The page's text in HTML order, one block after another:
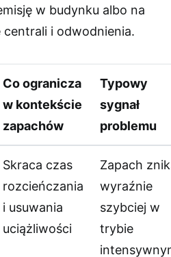
w budynku albo na
i odwodnienia.
Co ogranicza
w kontekście
zapachów
Typowy
sygnał
problemu
Skraca czas
rozcieńczania
i usuwania
uciążliwości
Zapach
wyraźnie
szybciej w
trybie